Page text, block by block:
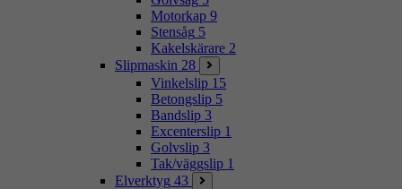
Motorkap 9
Stensåg 5
Kakelskärare 2
Slipmaskin 28
Vinkelslip 15
Betongslip 5
Bandslip 3
Excenterslip 1
Golvslip 3
Tak/väggslip 1
Elverktyg 43